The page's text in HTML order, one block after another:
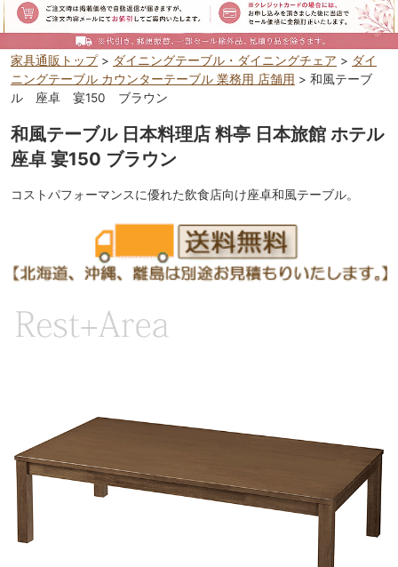
家具通販トップ> ダイニングテーブル・ダイニングチェア > ダイ
ニングテーブル カウンターテーブル 業務用 店舗用 > 和風テーブ
ル 座卓 宴150 ブラウン
和風テーブル 日本料理店 料亭 日本旅館 ホテル
座卓 宴150 ブラウン
コストパフォーマンスに優れた飲食店向け座卓和風テーブル。